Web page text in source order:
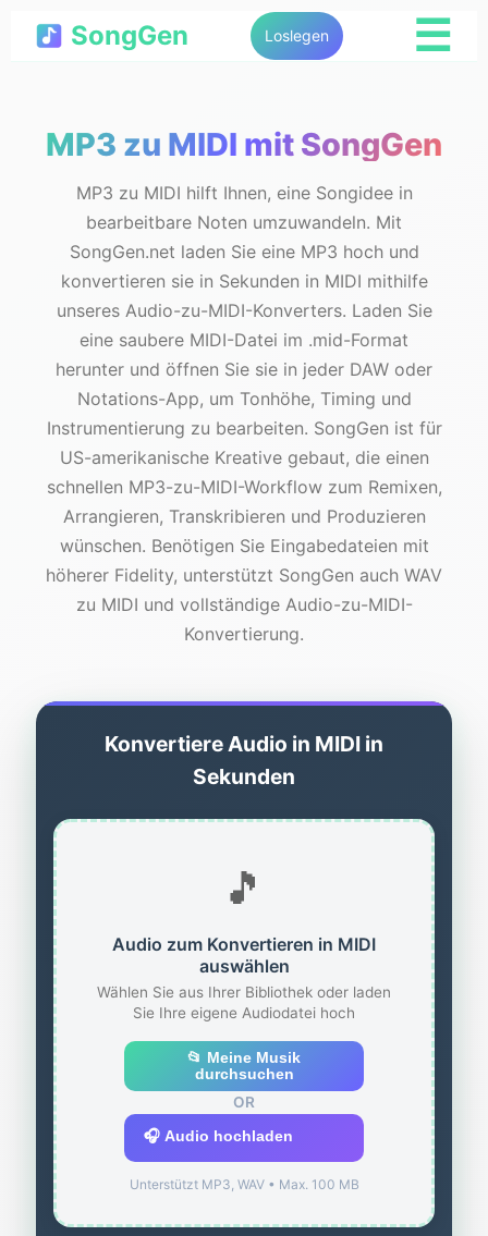
SongGen Loslegen ☰
MP3 zu MIDI mit SongGen
MP3 zu MIDI hilft Ihnen, eine Songidee in
bearbeitbare Noten umzuwandeln. Mit
SongGen.net laden Sie eine MP3 hoch und
konvertieren sie in Sekunden in MIDI mithilfe
unseres Audio-zu-MIDI-Konverters. Laden Sie
eine saubere MIDI-Datei im .mid-Format
herunter und öffnen Sie sie in jeder DAW oder
Notations-App, um Tonhöhe, Timing und
Instrumentierung zu bearbeiten. SongGen ist für
US-amerikanische Kreative gebaut, die einen
schnellen MP3-zu-MIDI-Workflow zum Remixen,
Arrangieren, Transkribieren und Produzieren
wünschen. Benötigen Sie Eingabedateien mit
höherer Fidelity, unterstützt SongGen auch WAV
zu MIDI und vollständige Audio-zu-MIDI-
Konvertierung.
Konvertiere Audio in MIDI in
Sekunden
🎵
Audio zum Konvertieren in MIDI
auswählen
Wählen Sie aus Ihrer Bibliothek oder laden
Sie Ihre eigene Audiodatei hoch
📂 Meine Musik
durchsuchen
OR
🎧 Audio hochladen
Unterstützt MP3, WAV • Max. 100 MB